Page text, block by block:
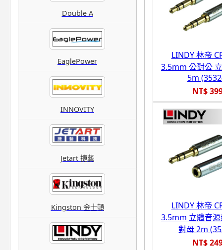
Double A
EaglePower
INNOVITY
Jetart 捷藝
Kingston 金士頓
LINDY 林帝
3.5mm 公對公
5m
NT$
LINDY 林帝
3.5mm 立體音
對母 2m
NT$